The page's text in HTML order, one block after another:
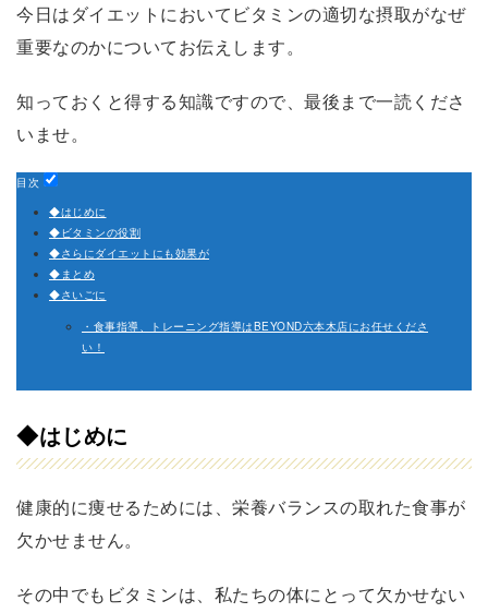
今日はダイエットにおいてビタミンの適切な摂取がなぜ
重要なのかについてお伝えします。
知っておくと得する知識ですので、最後まで一読くださ
いませ。
目次
◆はじめに
◆ビタミンの役割
◆さらにダイエットにも効果が
◆まとめ
◆さいごに
・食事指導、トレーニング指導はBEYOND六本木店にお任せくださ
い！
◆はじめに
健康的に痩せるためには、栄養バランスの取れた食事が
欠かせません。
その中でもビタミンは、私たちの体にとって欠かせない